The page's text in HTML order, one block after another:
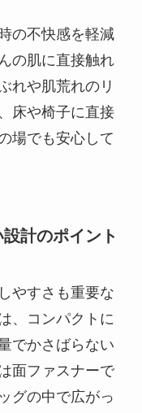
の不快感を軽減
の肌に直接触れ
れや肌荒れのリ
床や椅子に直接
場でも安心して
計のポイント
やすさも重要な
、コンパクトに
でかさばらない
面ファスナーで
グの中で広がっ